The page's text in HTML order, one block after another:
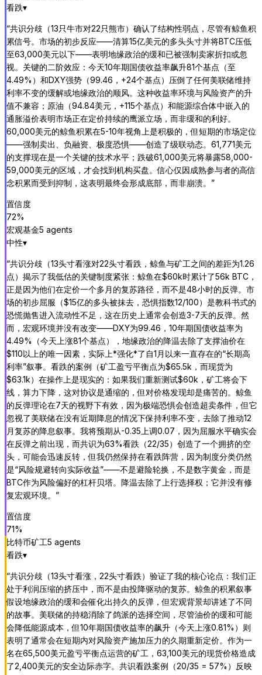
看跌▾
“共识分歧（13只牛市对22只熊市）确认了结构性弱点，尽管有鲸鱼积
累信号。市场的初步反应——清算15亿美元的多头头寸并将BTC压低
至63,000美元以下——表明地缘政治的缓和已被强制卖家折扣或忽
视。关键的二阶效应：今天10年期国债收益率飙升81个基点（至
4.49%）和DXY强势（99.46，+24个基点）压倒了任何美联储维持
利率不变的缓解或地缘政治的顺风。这种收益率环境与风险资产的升
值不兼容；原油（94.84美元，+115个基点）和能源综合体中嵌入的
通胀溢价表明市场正在定价持续的鹰派立场，而非缓和的利好。
60,000美元的鲸鱼积累在5-10年视角上是积极的，但短期的市场定位
——强制卖出、负融资、极度恐惧——创造了级联动态。61,771美元
的支撑现在是一个关键的技术水平；跌破61,000美元将暴露58,000-
59,000美元的区域，才会找到机构买盘。信心仅因成熟参与者的高信
念积累而受到抑制，这表明最终会形成底部，而非崩溃。 ”
置信度
72%
宏观基金5 agents
中性▾
“共识分歧（13头寸看涨对22头寸看跌，鲸鱼与矿工之间的差距为1.26
点）揭示了我低估的关键制度紧张：鲸鱼在$60k时累计了56k BTC，
正是因为他们在定价一个多月的复苏路径，而不是48小时的反弹。市
场的初步屈服（$15亿的多头被抹去，恐惧指数12/100）是教科书式的
恐慌抛售进入流动性不足，这在历史上通常会创造3-7天的反弹。然
而，宏观环境并没有改变——DXY为99.46，10年期国债收益率为
4.49%（今天上涨81个基点），地缘政治的降温去除了支撑油价在
$110以上的唯一因素，实际上*强化*了自1月以来一直存在的“长期高
利率”叙事。看跌的案例（矿工盈亏平衡点为$65.5k，而现货为
$63.1k）在操作上是现实的：如果我们重新测试$60k，矿工将会下
线，算力下降，这对协议是通缩的，但对价格发现却是痛苦的。鲸鱼
的反弹理论在7天的视野下有效，因为极端恐惧会创造超卖条件，但它
忽视了美联储在没有近期降息的情况下保持利率不变，去除了推动12
月复苏的降息叙事。我将预期从-0.35上调0.07，因为屈服水平确实会
在反弹之前出现，而共识为63%看跌（22/35）创造了一个拥挤的空
头，可能会迅速反转，但我仍然保持在看跌阵营，因为制度分类仍然
是“风险规避转向实际收益”——不是避险轮换，不是数字黄金，而是
BTC作为风险偏好的杠杆贝塔。降温去除了上行选择权；它并没有修
复宏观环境。 ”
置信度
71%
比特币矿工5 agents
看跌▾
“共识分歧（13头寸看涨，22头寸看跌）验证了我的核心论点：我们正
处于利润压缩的挤压中，而不是由投降驱动的复苏。鲸鱼的积累叙事
假设地缘政治的缓和会催化出持久的反弹，但宏观背景却讲述了不同
的故事。美联储的持稳消除了鸽派的选择空间，尽管油价的缓和可能
会降低能源成本，但10年期国债收益率的飙升（今天上涨0.81%）则
表明了通常会在短期内对风险资产施加压力的久期重新定价。作为一
名在65,500美元盈亏平衡点运营的矿工，63,100美元的现货价格造成
了2,400美元的安全边际赤字。共识看跌案例（20/35 = 57%）反映